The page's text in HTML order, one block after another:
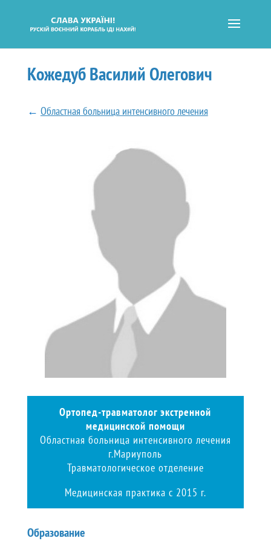
Кожедуб Василий Олегович
← Областная больница интенсивного лечения
Ортопед-травматолог экстренной
медицинской помощи
Областная больница интенсивного лечения
г.Мариуполь
Травматологическое отделение
Медицинская практика с 2015 г.
Образование